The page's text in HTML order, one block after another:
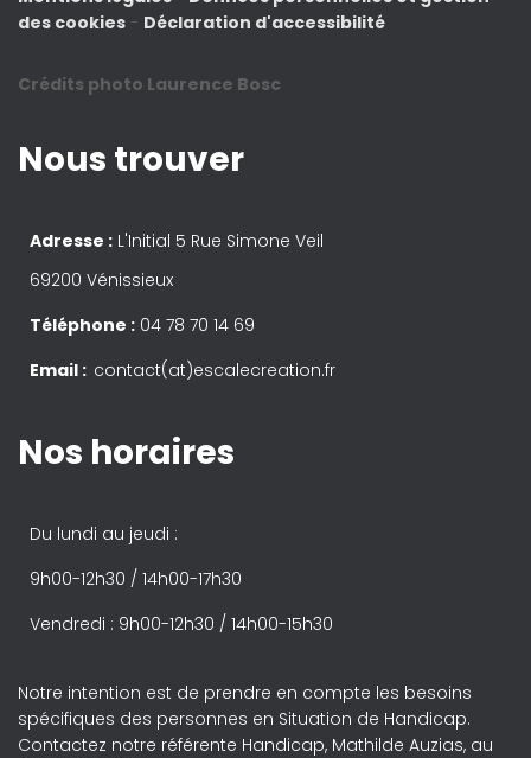
des cookies - Déclaration d'accessibilité
Crédits photo Laurence Bosc
Nous trouver
Adresse : L'Initial 5 Rue Simone Veil
69200 Vénissieux
Téléphone : 04 78 70 14 69
Email : contact(at)escalecreation.fr
Nos horaires
Du lundi au jeudi :
9h00-12h30 / 14h00-17h30
Vendredi : 9h00-12h30 / 14h00-15h30
Notre intention est de prendre en compte les besoins
spécifiques des personnes en Situation de Handicap.
Contactez notre référente Handicap, Mathilde Auzias, au